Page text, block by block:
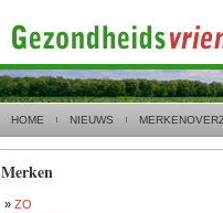
HOME NIEUWS
Merken
» ZO